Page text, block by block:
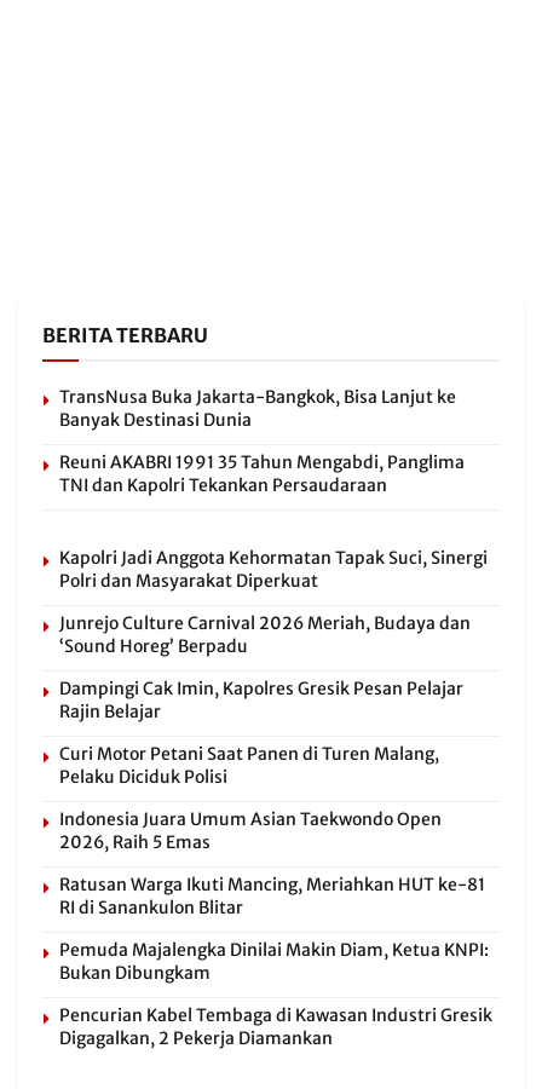
BERITA TERBARU
TransNusa Buka Jakarta-Bangkok, Bisa Lanjut ke
Banyak Destinasi Dunia
Reuni AKABRI 1991 35 Tahun Mengabdi, Panglima
TNI dan Kapolri Tekankan Persaudaraan
Kapolri Jadi Anggota Kehormatan Tapak Suci, Sinergi
Polri dan Masyarakat Diperkuat
Junrejo Culture Carnival 2026 Meriah, Budaya dan
‘Sound Horeg’ Berpadu
Dampingi Cak Imin, Kapolres Gresik Pesan Pelajar
Rajin Belajar
Curi Motor Petani Saat Panen di Turen Malang,
Pelaku Diciduk Polisi
Indonesia Juara Umum Asian Taekwondo Open
2026, Raih 5 Emas
Ratusan Warga Ikuti Mancing, Meriahkan HUT ke-81
RI di Sanankulon Blitar
Pemuda Majalengka Dinilai Makin Diam, Ketua KNPI:
Bukan Dibungkam
Pencurian Kabel Tembaga di Kawasan Industri Gresik
Digagalkan, 2 Pekerja Diamankan